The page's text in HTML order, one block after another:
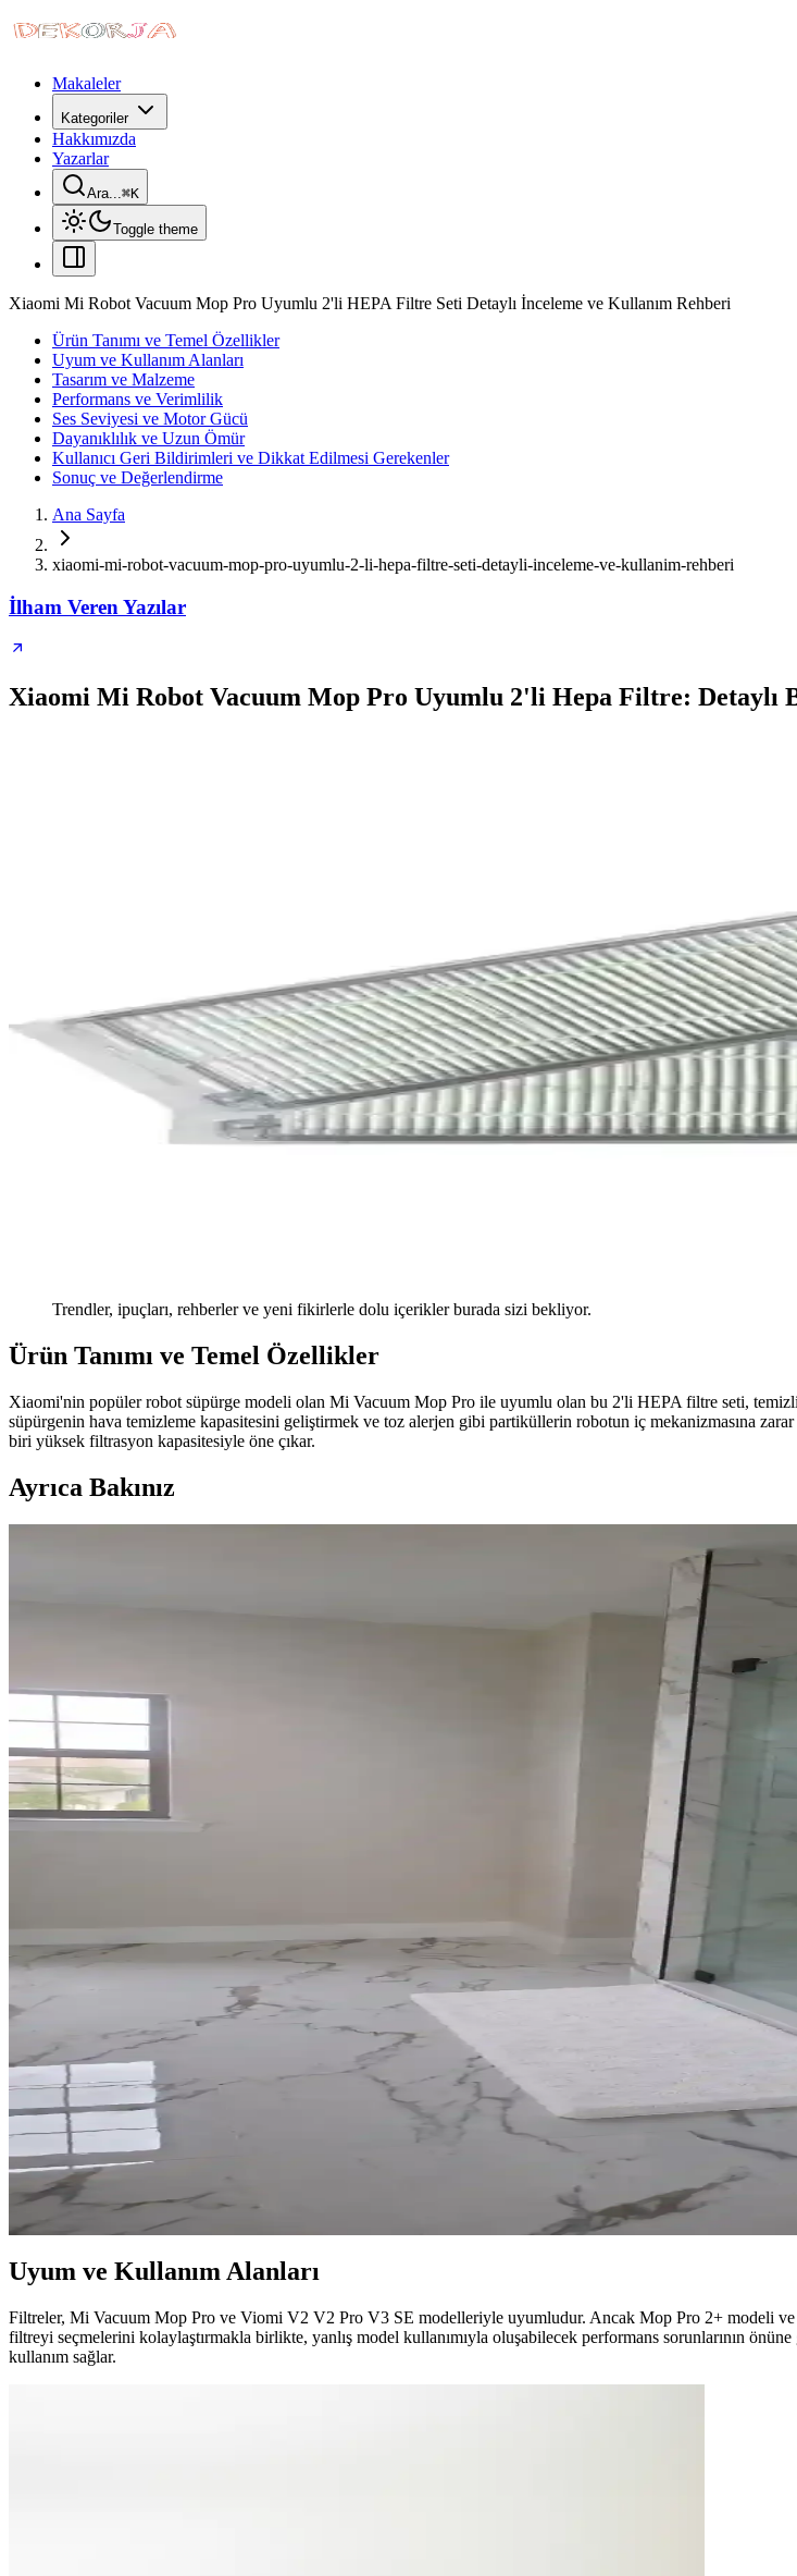
Makaleler
Kategoriler
Hakkımızda
Yazarlar
Ara...⌘K
Toggle theme
Xiaomi Mi Robot Vacuum Mop Pro Uyumlu 2'li HEPA Filtre Seti Detaylı İnceleme ve Kullanım Rehberi
Ürün Tanımı ve Temel Özellikler
Uyum ve Kullanım Alanları
Tasarım ve Malzeme
Performans ve Verimlilik
Ses Seviyesi ve Motor Gücü
Dayanıklılık ve Uzun Ömür
Kullanıcı Geri Bildirimleri ve Dikkat Edilmesi Gerekenler
Sonuç ve Değerlendirme
Ana Sayfa
xiaomi-mi-robot-vacuum-mop-pro-uyumlu-2-li-hepa-filtre-seti-detayli-inceleme-ve-kullanim-rehberi
İlham Veren Yazılar
Xiaomi Mi Robot Vacuum Mop Pro Uyumlu 2'li Hepa Filtre: Detaylı
Trendler, ipuçları, rehberler ve yeni fikirlerle dolu içerikler burada sizi bekliyor.
Ürün Tanımı ve Temel Özellikler
Xiaomi'nin popüler robot süpürge modeli olan Mi Vacuum Mop Pro ile uyumlu olan bu 2'li HEPA filtre seti,
süpürgenin hava temizleme kapasitesini geliştirmek ve toz alerjen gibi partiküllerin robotun iç mekanizmasına
biri yüksek filtrasyon kapasitesiyle öne çıkar.
Ayrıca Bakınız
Habitat'tan İkinci El Mobilya Alımı ve Ev Dekorasyonunda Stil Oluşturma Yöntemleri
Habitat mağazalarından ikinci el mobilya alımı, ekonomik ve özgün dekorasyon için fırsatlar sunar. Doğru seçim,
Yapay Çiçeklere Koku Katmanın Yöntemleri ve Malzeme Koruma İpuçları
Yapay çiçeklere koku katarken malzeme zararını önlemek ve kokunun yoğunluğunu dengelemek için pamuk
Mutfak Dekorasyonunda Ahşap ve Beyaz Renklerin Karşılaştırmalı Analizi ve Seçim
Mutfak dekorasyonunda ahşap ve beyaz renklerin özellikleri, avantajları ve dezavantajları detaylı şekilde
Bismuth Kristalini Tozdan Koruyarak Estetik ve Fonksiyonel Sergileme Yöntemleri
Bismuth kristallerinin tozlanmasını önlemek ve estetik görünümünü korumak için cam cloche kullanımı, uygun
Düşük Tavanlı Mutfaklarda Avize Seçimi ve Aydınlatma Yerleşim Rehberi
Düşük tavanlı mutfaklarda avize seçimi ve yerleşimi, ışık rengi, montaj, temizlik ve şarap saklama önerileriyle
Sarı Mutfaklarda Beyaz ve Siyah Dolap Seçiminin Avantajları ve Dezavantajları
Sarı mutfaklarda dolap rengi seçimi, mekanın aydınlığı, temizlik kolaylığı ve estetik görünümü etkiler. Beyaz
aydınlatma da önemlidir.
Yatak Odası Dekorasyonunda Renk, Mobilya ve Aksesuarlarla Denge Sağlama
Yatak odası dekorasyonunda doğru renk seçimi, mobilya düzeni, aksesuar kullanımı ve temizlikle hem estetik hem
Banyo Paspası Seçiminde Siyah ve Beyaz Renklerin Avantajları ve Dezavantajları
Banyo paspası seçimi, renklerin estetik ve fonksiyonel avantajlarıyla temizlik ve güvenlik faktörlerini içerir. Siyah
Uyum ve Kullanım Alanları
Filtreler, Mi Vacuum Mop Pro ve Viomi V2 V2 Pro V3 SE modelleriyle uyumludur. Ancak Mop Pro 2+ modeli ve
filtreyi seçmelerini kolaylaştırmakla birlikte, yanlış model kullanımıyla oluşabilecek performans sorunlarının
kullanım sağlar.